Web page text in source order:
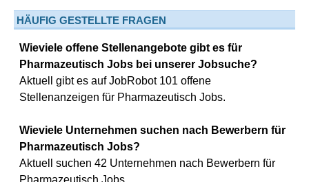
HÄUFIG GESTELLTE FRAGEN
Wieviele offene Stellenangebote gibt es für
Pharmazeutisch Jobs bei unserer Jobsuche?
Aktuell gibt es auf JobRobot 101 offene
Stellenanzeigen für Pharmazeutisch Jobs.
Wieviele Unternehmen suchen nach Bewerbern für
Pharmazeutisch Jobs?
Aktuell suchen 42 Unternehmen nach Bewerbern für
Pharmazeutisch Jobs.